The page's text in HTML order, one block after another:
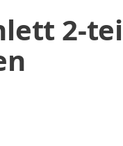
2-